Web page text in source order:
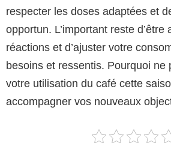
respecter les doses adaptées et
opportun. L’important reste d’être
réactions et d’ajuster votre
besoins et ressentis. Pourquoi ne
votre utilisation du café cette
accompagner vos nouveaux